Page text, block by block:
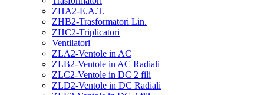
ZHA2-E.A.T.
ZHB2-Trasformatori Lin.
ZHC2-Triplicatori
Ventilatori
ZLA2-Ventole in AC
ZLB2-Ventole in AC Radiali
ZLC2-Ventole in DC 2 fili
ZLD2-Ventole in DC Radiali